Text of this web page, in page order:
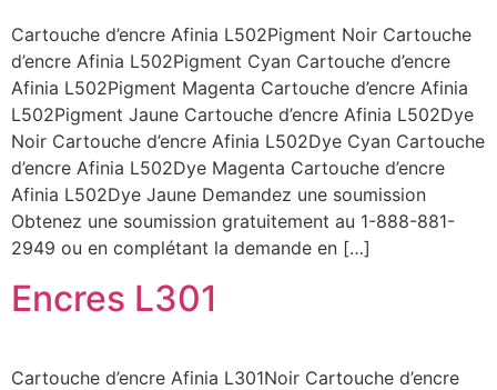
Cartouche d’encre Afinia L502Pigment Noir Cartouche
d’encre Afinia L502Pigment Cyan Cartouche d’encre
Afinia L502Pigment Magenta Cartouche d’encre Afinia
L502Pigment Jaune Cartouche d’encre Afinia L502Dye
Noir Cartouche d’encre Afinia L502Dye Cyan Cartouche
d’encre Afinia L502Dye Magenta Cartouche d’encre
Afinia L502Dye Jaune Demandez une soumission
Obtenez une soumission gratuitement au 1-888-881-
2949 ou en complétant la demande en […]
Encres L301
Cartouche d’encre Afinia L301Noir Cartouche d’encre